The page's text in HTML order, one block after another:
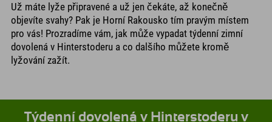
Už máte lyže připravené a už jen čekáte, až konečně
objevíte svahy? Pak je Horní Rakousko tím pravým místem
pro vás! Prozradíme vám, jak může vypadat týdenní zimní
dovolená v Hinterstoderu a co dalšího můžete kromě
lyžování zažít.
Týdenní dovolená v Hinterstoderu v